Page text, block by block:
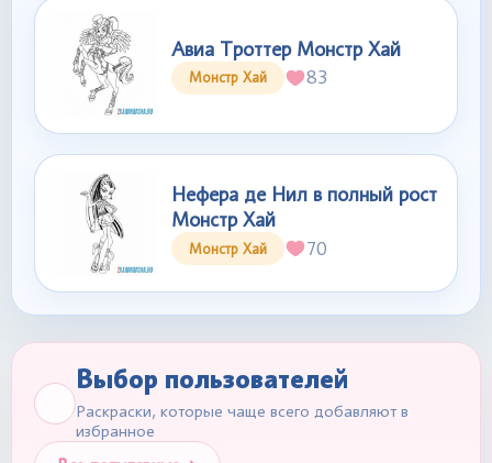
Авиа Троттер Монстр Хай
Монстр Хай 83
Нефера де Нил в полный рост
Монстр Хай
Монстр Хай 70
Выбор пользователей
Раскраски, которые чаще всего добавляют в
избранное